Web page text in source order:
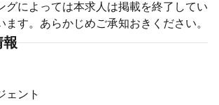
によっては本求人は掲載を終了してい
ます。あらかじめご承知おきください。
報
ェント